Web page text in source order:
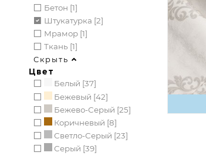
Бетон [1]
Штукатурка [2]
Мрамор [1]
Ткань [1]
Скрыть
Цвет
Белый [37]
Бежевый [42]
Бежево-Серый [25]
Коричневый [8]
Светло-Серый [23]
Серый [39]